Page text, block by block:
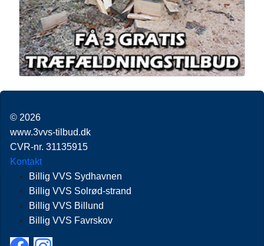
© 2026
www.3vvs-tilbud.dk
CVR-nr. 31135915
Kontakt
Billig VVS Sydhavnen
Billig VVS Solrød-strand
Billig VVS Billund
Billig VVS Favrskov